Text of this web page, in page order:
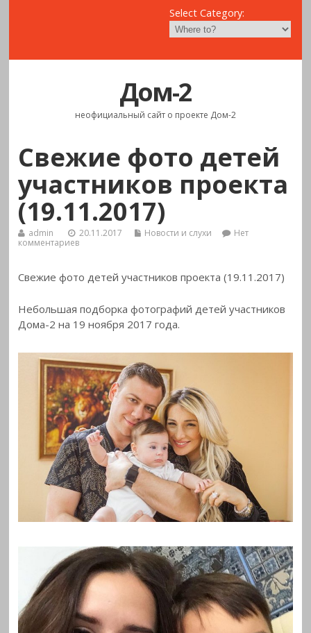
Select Category:
Дом-2
неофициальный сайт о проекте Дом-2
Свежие фото детей
участников проекта
(19.11.2017)
admin 20.11.2017 Новости и слухи
Нет
комментариев
Свежие фото детей участников проекта (19.11.2017)
Небольшая подборка фотографий детей участников
Дома-2 на 19 ноября 2017года.